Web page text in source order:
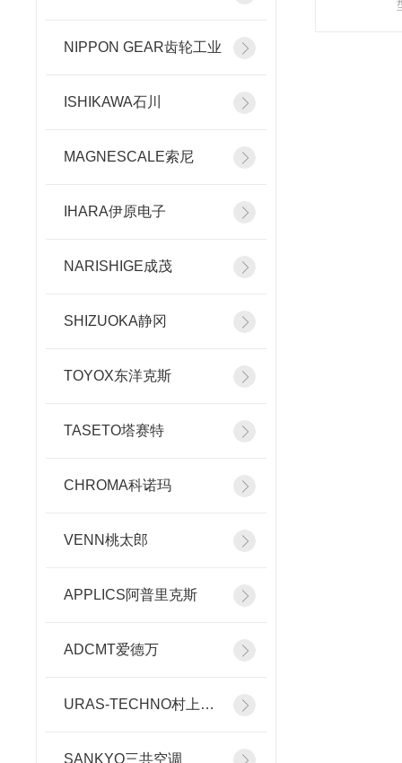
NIPPON GEAR齿轮工业
ISHIKAWA石川
MAGNESCALE索尼
IHARA伊原电子
NARISHIGE成茂
SHIZUOKA静冈
TOYOX东洋克斯
TASETO塔赛特
CHROMA科诺玛
VENN桃太郎
APPLICS阿普里克斯
ADCMT爱德万
URAS-TECHNO村上精机
SANKYO三共空调